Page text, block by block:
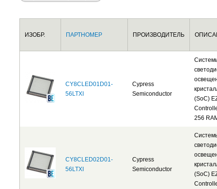
ИЗОБР. ПАРТНОМЕР ПРОИЗВОДИТЕЛЬ
CY8CLED01D01-
56LTXI
Cypress
Semiconductor
(SoC)
256
CY8CLED02D01-
56LTXI
Cypress
Semiconductor
(SoC)